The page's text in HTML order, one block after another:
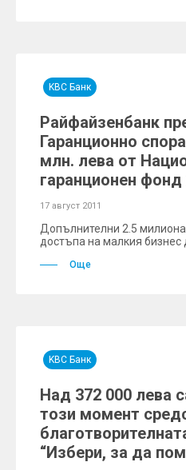
KBC Банк
Райфайзенбанк
Гаранционно
млн. лева от
гаранционен
17 август 2011
Допълнителни 2.5
достъпа на малкия
Още
KBC Банк
Над 372 000 лева
този момент
“Избери, за да